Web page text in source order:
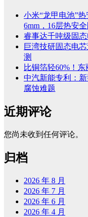
小米“龙甲电池”
6mm，16层热安
睿事达千吨级固
巨湾技研固态电
测
比铜箔轻60%！
中汽新能专利：
腐蚀难题
近期评论
您尚未收到任何评论。
归档
2026 年 8 月
2026 年 7 月
2026 年 6 月
2026 年 4 月